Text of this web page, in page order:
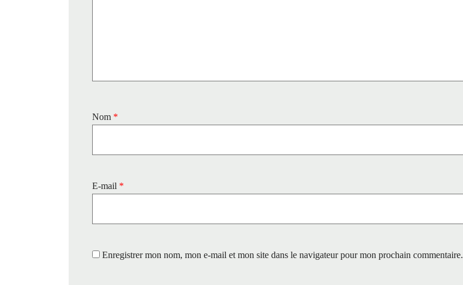
Nom *
E-mail *
Enregistrer mon nom, mon e-mail et mon site dans le navigateur pour mon prochain commentaire.